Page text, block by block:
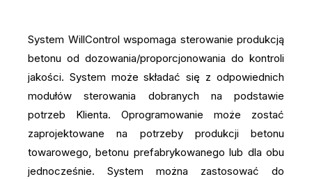
System WillControl wspomaga sterowanie produkcją
betonu od dozowania/proporcjonowania do kontroli
jakości. System może składać się z odpowiednich
modułów sterowania dobranych na podstawie
potrzeb Klienta. Oprogramowanie może zostać
zaprojektowane na potrzeby produkcji betonu
towarowego, betonu prefabrykowanego lub dla obu
jednocześnie. System można zastosować do